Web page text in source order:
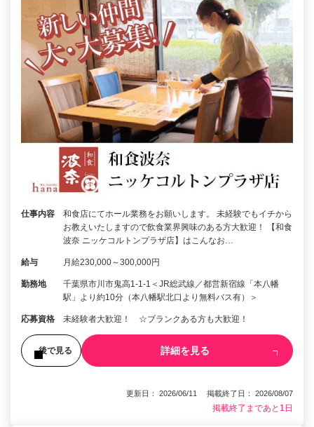
仕事内容
和食店にてホール業務をお願いします。 未経験でもイチから
お教えいたしますので飲食業界興味のある方大歓迎！ 【和食
波奈 ニッケコルトンプラザ店】はこんなお…
給与 月給230,000～300,000円
勤務地
千葉県市川市鬼高1-1-1＜JR総武線／都営新宿線「本八幡
駅」より約10分（本八幡駅北口より無料バス有）＞
応募資格 未経験者大歓迎！ ☆ブランクある方も大歓迎！
後で見る 詳細を見る
更新日： 2026/06/11 掲載終了日： 2026/08/07
掲載終了まであと1日